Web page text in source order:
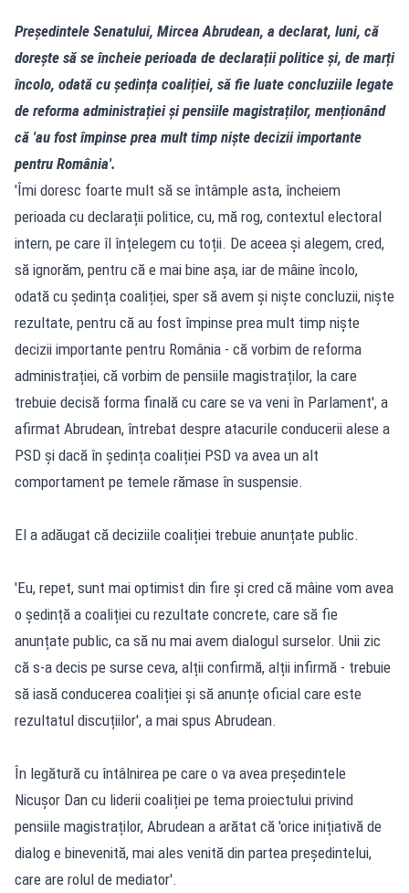
Președintele Senatului, Mircea Abrudean, a declarat, luni, că
dorește să se încheie perioada de declarații politice și, de marți
încolo, odată cu ședința coaliției, să fie luate concluziile legate
de reforma administrației și pensiile magistraților, menționând
că 'au fost împinse prea mult timp niște decizii importante
pentru România'.
'Îmi doresc foarte mult să se întâmple asta, încheiem
perioada cu declarații politice, cu, mă rog, contextul electoral
intern, pe care îl înțelegem cu toții. De aceea și alegem, cred,
să ignorăm, pentru că e mai bine așa, iar de mâine încolo,
odată cu ședința coaliției, sper să avem și niște concluzii, niște
rezultate, pentru că au fost împinse prea mult timp niște
decizii importante pentru România - că vorbim de reforma
administrației, că vorbim de pensiile magistraților, la care
trebuie decisă forma finală cu care se va veni în Parlament', a
afirmat Abrudean, întrebat despre atacurile conducerii alese a
PSD și dacă în ședința coaliției PSD va avea un alt
comportament pe temele rămase în suspensie.
El a adăugat că deciziile coaliției trebuie anunțate public.
'Eu, repet, sunt mai optimist din fire și cred că mâine vom avea
o ședință a coaliției cu rezultate concrete, care să fie
anunțate public, ca să nu mai avem dialogul surselor. Unii zic
că s-a decis pe surse ceva, alții confirmă, alții infirmă - trebuie
să iasă conducerea coaliției și să anunțe oficial care este
rezultatul discuțiilor', a mai spus Abrudean.
În legătură cu întâlnirea pe care o va avea președintele
Nicușor Dan cu liderii coaliției pe tema proiectului privind
pensiile magistraților, Abrudean a arătat că 'orice inițiativă de
dialog e binevenită, mai ales venită din partea președintelui,
care are rolul de mediator'.